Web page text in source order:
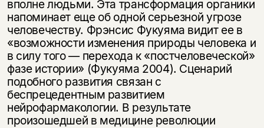
вполне людьми. Эта трансформация органики
напоминает еще об одной серьезной угрозе
человечеству. Фрэнсис Фукуяма видит ее в
«возможности изменения природы человека и
в силу того — перехода к «постчеловеческой»
фазе истории» (Фукуяма 2004). Сценарий
подобного развития связан с
беспрецедентным развитием
нейрофармакологии. В результате
произошедшей в медицине революции